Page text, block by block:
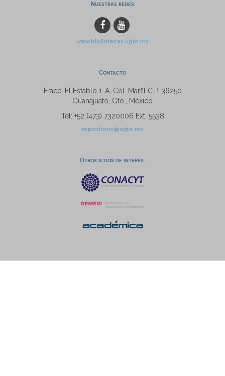
Nuestras redes
www.bibliotecas.ugto.mx
Contacto
Fracc. El Establo 1-A, Col. Marfil C.P. 36250
Guanajuato, Gto., México
Tel: +52 (473) 7320006 Ext. 5538
repositorio@ugto.mx
Otros sitios de interés: